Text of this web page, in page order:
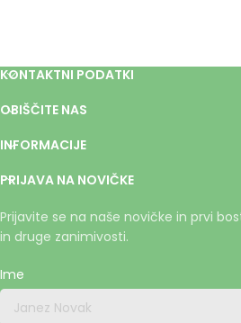
KONTAKTNI PODATKI
OBIŠČITE NAS
INFORMACIJE
PRIJAVA NA NOVIČKE
Prijavite se na naše novičke in prvi
in druge zanimivosti.
Ime